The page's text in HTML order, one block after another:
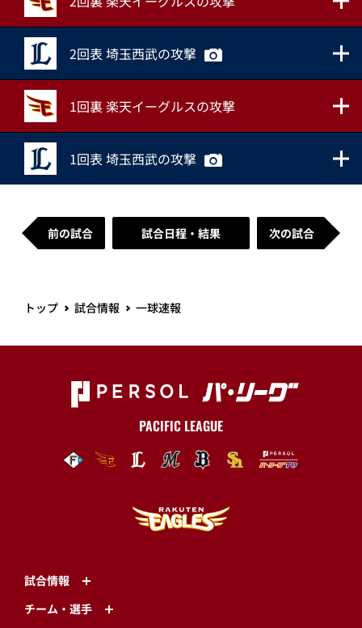
2回表 埼玉西武の攻撃
1回裏 楽天イーグルスの攻撃
1回表 埼玉西武の攻撃
前の試合 試合日程・結果 次の試合
トップ 試合情報 一球速報
PACIFIC LEAGUE
試合情報
チーム・選手